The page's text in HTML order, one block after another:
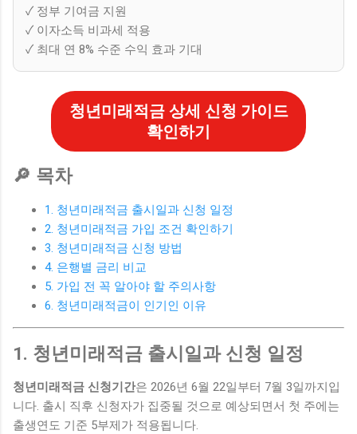
✓ 정부 기여금 지원
✓ 이자소득 비과세 적용
✓ 최대 연 8% 수준 수익 효과 기대
청년미래적금 상세 신청 가이드
확인하기
🔎 목차
1. 청년미래적금 출시일과 신청 일정
2. 청년미래적금 가입 조건 확인하기
3. 청년미래적금 신청 방법
4. 은행별 금리 비교
5. 가입 전 꼭 알아야 할 주의사항
6. 청년미래적금이 인기인 이유
1. 청년미래적금 출시일과 신청 일정
청년미래적금 신청기간은 2026년 6월 22일부터 7월 3일까지입
니다. 출시 직후 신청자가 집중될 것으로 예상되면서 첫 주에는
출생연도 기준 5부제가 적용됩니다.